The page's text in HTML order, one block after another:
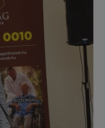
kizárólag az IP
közül.
hogy a felhasználót
körébe tartozó